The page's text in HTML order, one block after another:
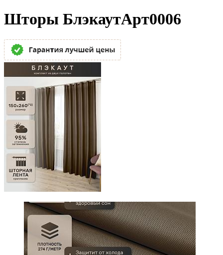
Шторы БлэкаутАрт0006